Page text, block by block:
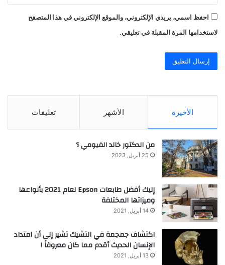
احفظ اسمي، بريدي الإلكتروني، والموقع الإلكتروني في هذا المتصفح
لاستخدامها المرة المقبلة في تعليقي.
الأخيرة الأشهر تعليقات
من الدكتور خالد الفيومي ؟
25 أبريل, 2023
إليك أفضل طابعات Epson لعام 2021 بأنواعها
وميزاتها المختلفة
14 أبريل, 2021
اكتشاف جمجمة في التشيك تشير إلى أن امتداد
الإنسان الحديث أقدم مما كان معروفاً !
13 أبريل, 2021